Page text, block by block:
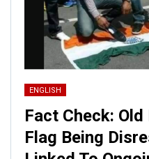
ENGLISH
Fact Check:
Flag Being